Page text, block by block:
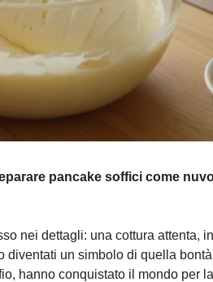
pancake soffici come
nei dettagli: una cottura attenta,
diventati un simbolo di quella
hanno conquistato il mondo per